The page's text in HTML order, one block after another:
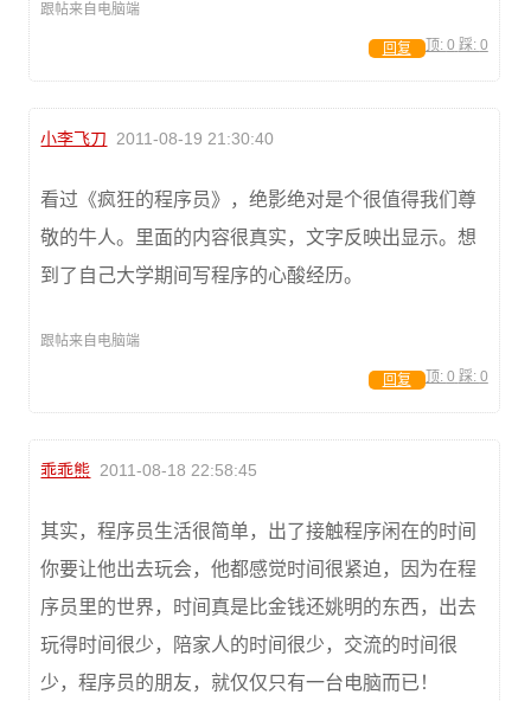
跟帖来自电脑端
顶: 0 踩: 0
回复
小李飞刀 2011-08-19 21:30:40
看过《疯狂的程序员》，绝影绝对是个很值得我们尊
敬的牛人。里面的内容很真实，文字反映出显示。想
到了自己大学期间写程序的心酸经历。
跟帖来自电脑端
顶: 0 踩: 0
回复
乖乖熊 2011-08-18 22:58:45
其实，程序员生活很简单，出了接触程序闲在的时间
你要让他出去玩会，他都感觉时间很紧迫，因为在程
序员里的世界，时间真是比金钱还姚明的东西，出去
玩得时间很少，陪家人的时间很少，交流的时间很
少，程序员的朋友，就仅仅只有一台电脑而已！